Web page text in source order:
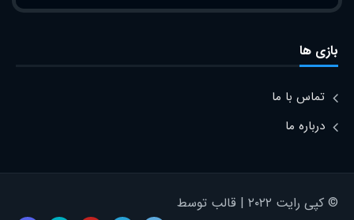
بازی ها
تماس با ما
درباره ما
© کپی رایت ۲۰۲۲ | قالب توسط